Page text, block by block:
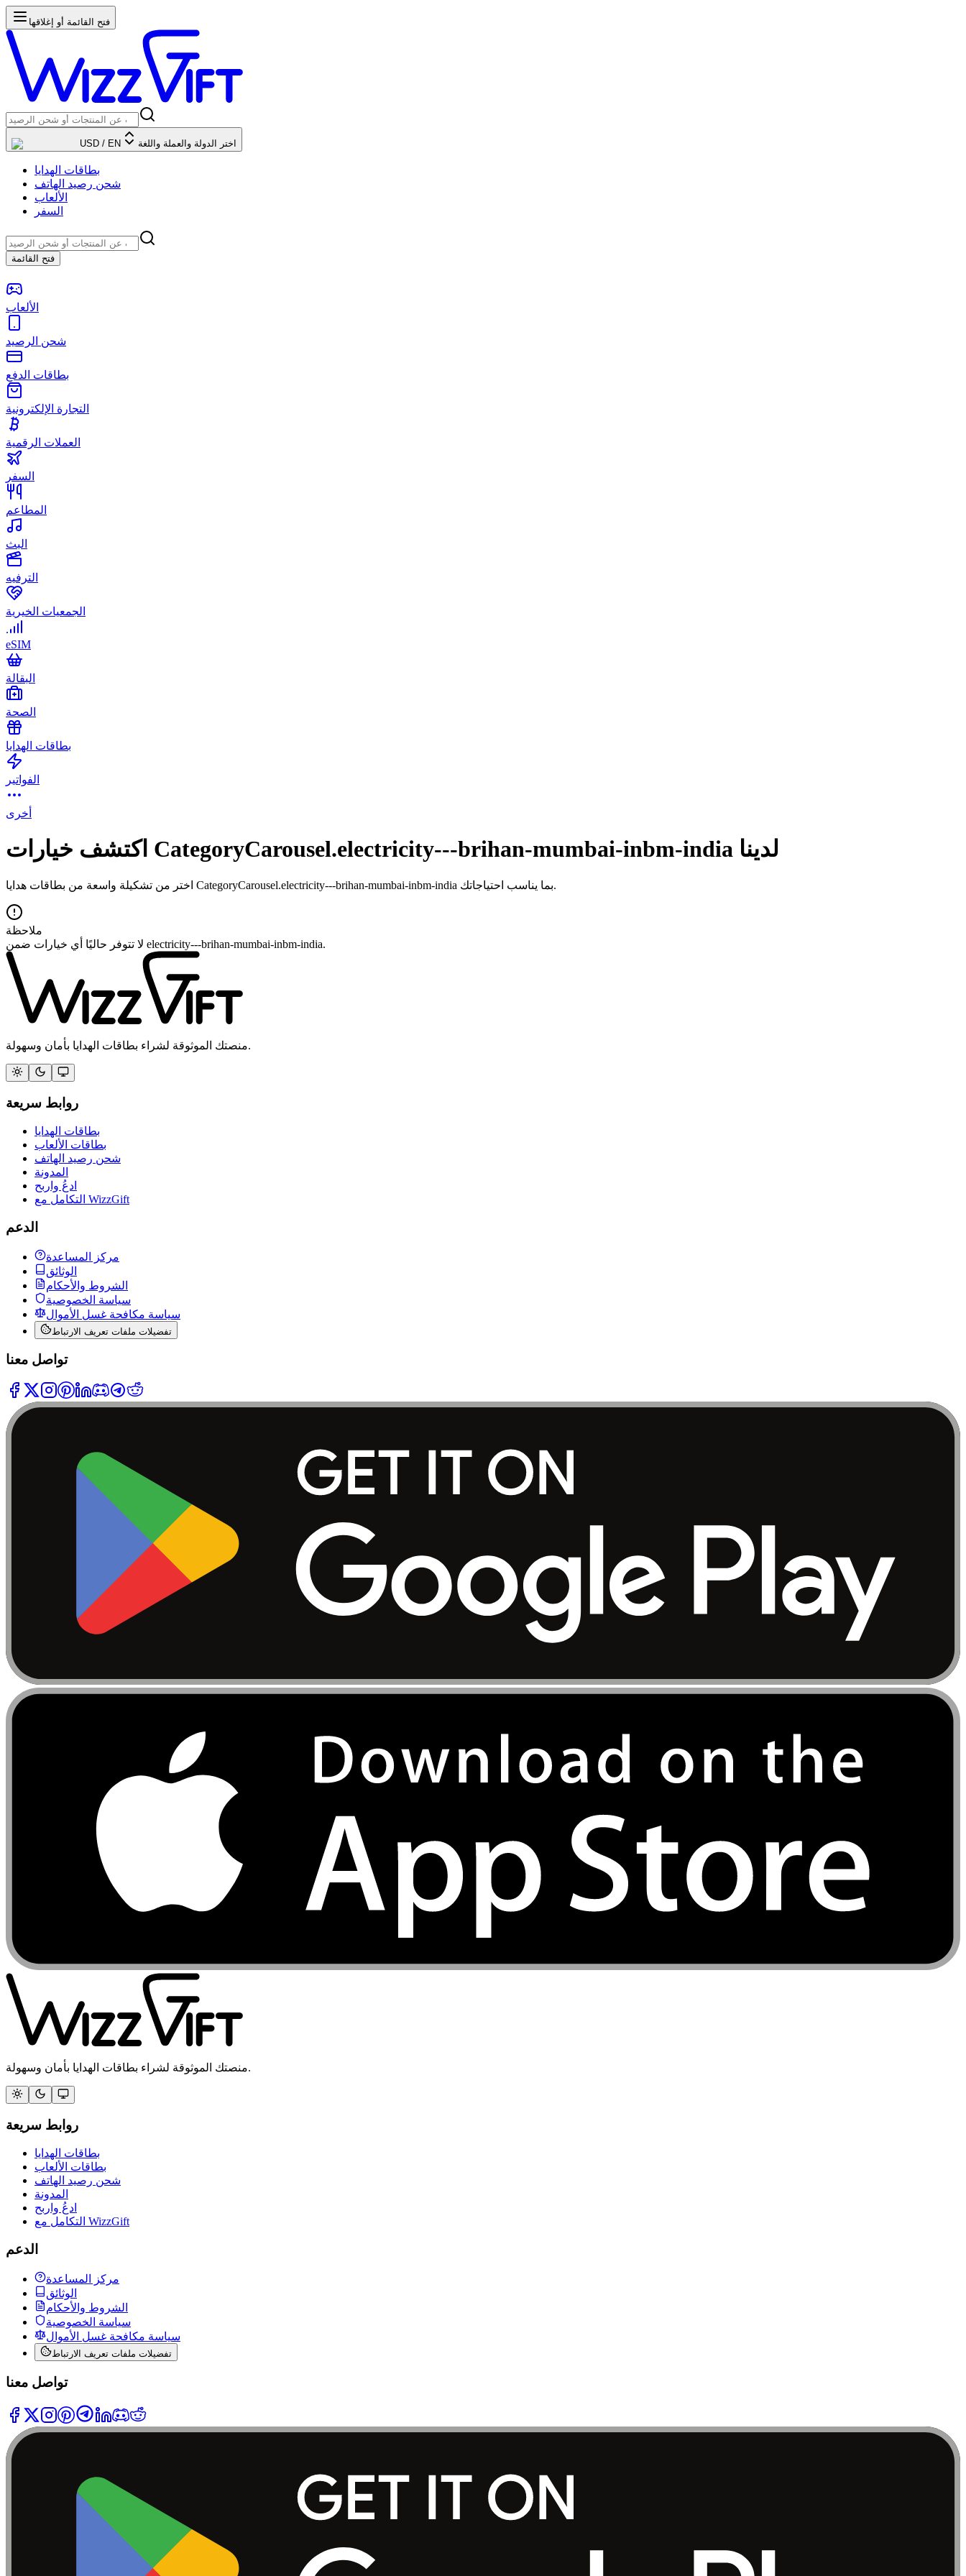
فتح القائمة أو إغلاقها
USD / EN اختر الدولة والعملة واللغة
بطاقات الهدايا
شحن رصيد الهاتف
الألعاب
السفر
فتح القائمة
الألعاب
شحن الرصيد
بطاقات الدفع
التجارة الإلكترونية
العملات الرقمية
السفر
المطاعم
البث
الترفيه
الجمعيات الخيرية
eSIM
البقالة
الصحة
بطاقات الهدايا
الفواتير
أخرى
اكتشف خيارات CategoryCarousel.electricity---brihan-mumbai-inbm-india لدينا
اختر من تشكيلة واسعة من بطاقات هدايا CategoryCarousel.electricity---brihan-mumbai-inbm-india بما يناسب احتياجاتك.
ملاحظة
لا تتوفر حاليًا أي خيارات ضمن electricity---brihan-mumbai-inbm-india.
منصتك الموثوقة لشراء بطاقات الهدايا بأمان وسهولة.
روابط سريعة
بطاقات الهدايا
بطاقات الألعاب
شحن رصيد الهاتف
المدونة
ادعُ واربح
التكامل مع WizzGift
الدعم
مركز المساعدة
الوثائق
الشروط والأحكام
سياسة الخصوصية
سياسة مكافحة غسل الأموال
تفضيلات ملفات تعريف الارتباط
تواصل معنا
منصتك الموثوقة لشراء بطاقات الهدايا بأمان وسهولة.
روابط سريعة
بطاقات الهدايا
بطاقات الألعاب
شحن رصيد الهاتف
المدونة
ادعُ واربح
التكامل مع WizzGift
الدعم
مركز المساعدة
الوثائق
الشروط والأحكام
سياسة الخصوصية
سياسة مكافحة غسل الأموال
تفضيلات ملفات تعريف الارتباط
تواصل معنا